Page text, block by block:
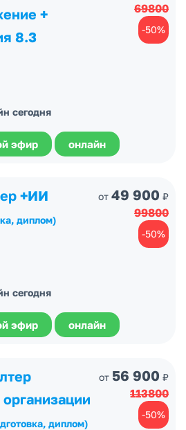
+
8.3
сегодня
69800
-50%
эфир онлайн
+ИИ
диплом)
сегодня
от 49 900 ₽
99800
-50%
эфир онлайн
диплом)
от 56 900 ₽
113800
-50%